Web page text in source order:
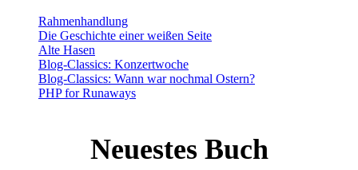
Rahmenhandlung
Die Geschichte einer weißen Seite
Alte Hasen
Blog-Classics: Konzertwoche
Blog-Classics: Wann war nochmal Ostern?
PHP for Runaways
Neuestes Buch